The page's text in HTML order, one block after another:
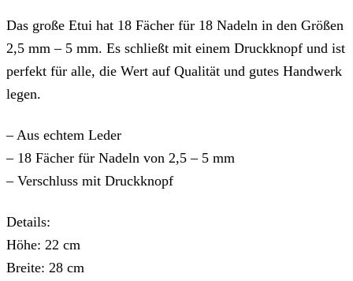
Das große Etui hat 18 Fächer für 18 Nadeln in den Größen
2,5 mm – 5 mm. Es schließt mit einem Druckknopf und ist
perfekt für alle, die Wert auf Qualität und gutes Handwerk
legen.
– Aus echtem Leder
– 18 Fächer für Nadeln von 2,5 – 5 mm
– Verschluss mit Druckknopf
Details:
Höhe: 22 cm
Breite: 28 cm